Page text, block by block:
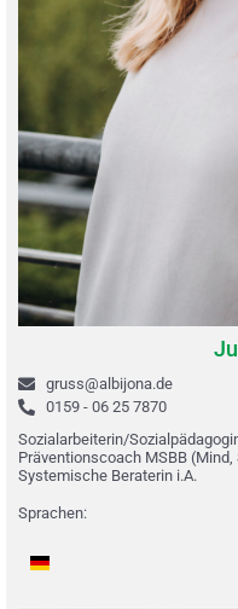
gruss@albijona.de
0159 - 06 25 7870
Sozialarbeiterin/
Präventionscoach MSBB (Mind,
Systemische Beraterin i.A.
Sprachen: